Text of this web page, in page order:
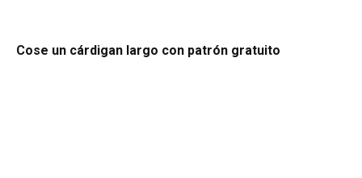
Cose un cárdigan largo con patrón gratuito